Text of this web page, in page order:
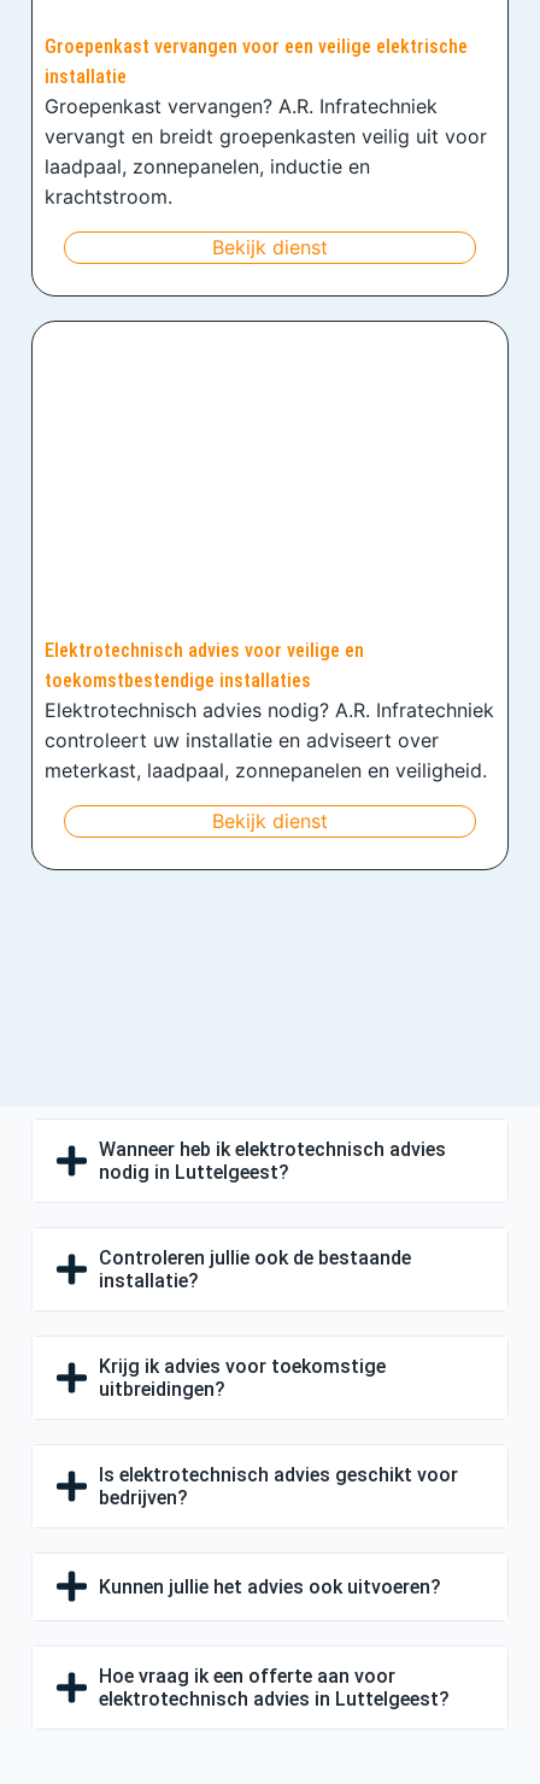
Groepenkast vervangen voor een veilige elektrische
installatie
Groepenkast vervangen? A.R. Infratechniek
vervangt en breidt groepenkasten veilig uit voor
laadpaal, zonnepanelen, inductie en
krachtstroom.
Bekijk dienst
Elektrotechnisch advies voor veilige en
toekomstbestendige installaties
Elektrotechnisch advies nodig? A.R. Infratechniek
controleert uw installatie en adviseert over
meterkast, laadpaal, zonnepanelen en veiligheid.
Bekijk dienst
Wanneer heb ik elektrotechnisch advies
nodig in Luttelgeest?
Controleren jullie ook de bestaande
installatie?
Krijg ik advies voor toekomstige
uitbreidingen?
Is elektrotechnisch advies geschikt voor
bedrijven?
Kunnen jullie het advies ook uitvoeren?
Hoe vraag ik een offerte aan voor
elektrotechnisch advies in Luttelgeest?